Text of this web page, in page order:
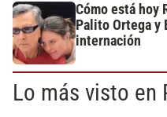
Cómo está hoy
Palito Ortega y
internación
Lo más visto en